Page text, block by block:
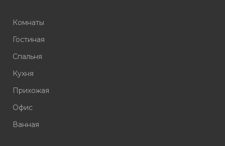
Комнаты
Гостиная
Спальня
Кухня
Прихожая
Офис
Ванная